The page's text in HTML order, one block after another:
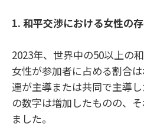
1. 和平交渉における女性の
2023年、世界中の50以上の
女性が参加者に占める割合
連が主導または共同で主導
の数字は増加したものの、
ました。